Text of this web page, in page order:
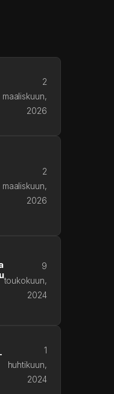
2
maaliskuun,
2026
2
maaliskuun,
2026
9
toukokuun,
2024
1
huhtikuun,
2024